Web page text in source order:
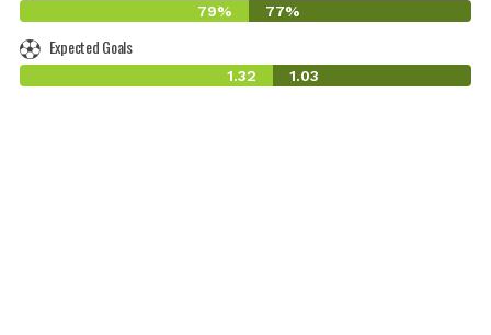
79% 77%
Expected Goals
1.32 1.03